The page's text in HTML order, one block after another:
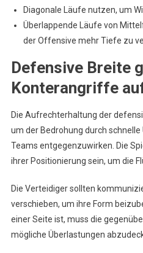
Diagonale Läufe nutzen, um
Überlappende Läufe von
der Offensive mehr Tiefe zu
Defensive Breite
Konterangriffe
Die Aufrechterhaltung der
um der Bedrohung durch
Teams entgegenzuwirken. Die
ihrer Positionierung sein, um die
Die Verteidiger sollten
verschieben, um ihre Form
einer Seite ist, muss die
mögliche Überlastungen